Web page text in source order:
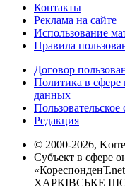
Контакты
Реклама на сайте
Использование
Правила
Договор
Политика в сфере
данных
Пользовательское
Редакция
© 2000-2026,
Субъект в сфере
ХАРКІВСЬКЕ